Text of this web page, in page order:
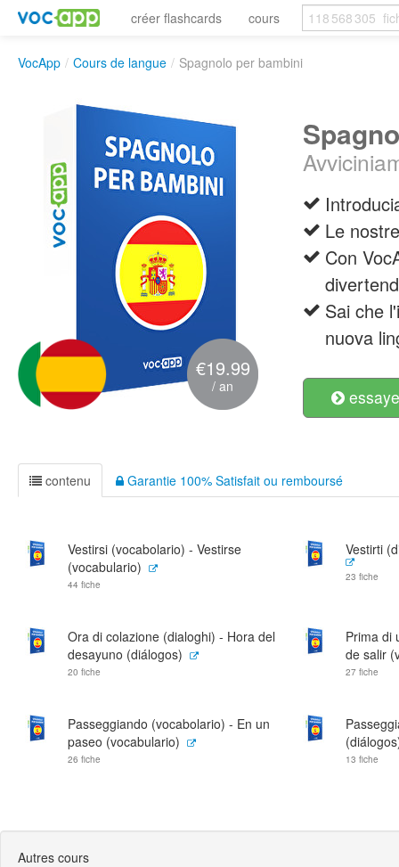
créer flashcards cours
VocApp / Cours de langue / Spagnolo per bambini
€19.99
/ an
Le
Con
Sai che
nuova
contenu Garantie 100% Satisfait ou remboursé
Vestirsi (vocabolario) - Vestirse
(vocabulario)
44 fiche
Vestirti
23 fiche
Ora di colazione (dialoghi) - Hora del
desayuno (diálogos)
20 fiche
Prima di
de salir
27 fiche
Passeggiando (vocabolario) - En un
paseo (vocabulario)
26 fiche 13 fiche
Autres cours